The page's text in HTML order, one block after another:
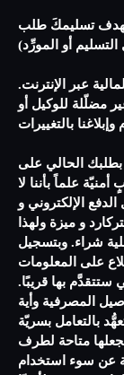
تسليمكَ طلب
عبر الإنترنت.
مضلّلة للوكيل أو
الحالي على
علماً بأننا لا
الإلكتروني و
و ميزة ولهذا
شراء. وبتسجيل
على المعلومات
ستتقدَّم بها قريبًا.
المصرفية وأية
بالتعامل بسريّة
متاحة لطرف
عن سوء استخدام